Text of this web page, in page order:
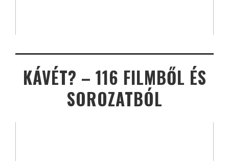
KÁVÉT? – 116 FILMBŐL ÉS
SOROZATBÓL